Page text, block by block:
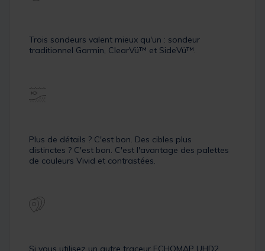
Trois sondeurs valent mieux qu'un : sondeur
traditionnel Garmin, ClearVü™ et SideVü™.
Plus de détails ? C'est bon. Des cibles plus
distinctes ? C'est bon. C'est l'avantage des palettes
de couleurs Vivid et contrastées.
Si vous utilisez un autre traceur ECHOMAP UHD2,